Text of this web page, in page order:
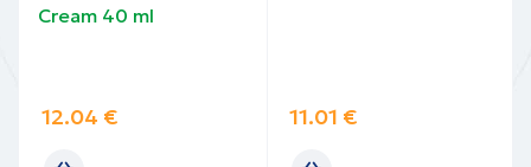
Cream 40 ml
12.04 € 11.01 €